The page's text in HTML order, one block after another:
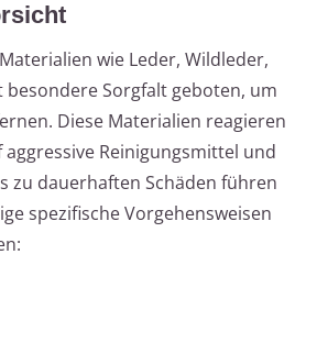
wie Leder, Wildleder,
besondere Sorgfalt geboten, um
Diese Materialien reagieren
Reinigungsmittel und
zu dauerhaften Schäden führen
spezifische Vorgehensweisen